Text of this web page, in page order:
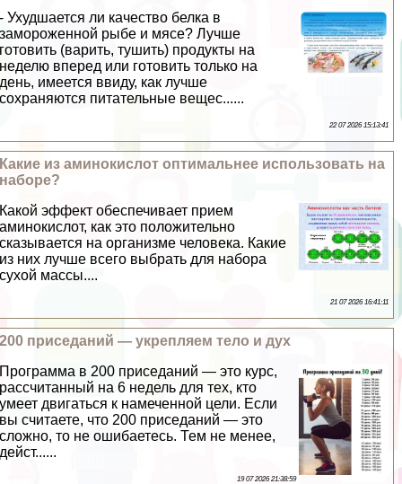
- Ухудшается ли качество белка в
замороженной рыбе и мясе? Лучше
готовить (варить, тушить) продукты на
неделю вперед или готовить только на
день, имеется ввиду, как лучше
сохраняются питательные вещес......
22 07 2026 15:13:41
Какие из аминокислот оптимальнее использовать на
наборе?
Какой эффект обеспечивает прием
аминокислот, как это положительно
сказывается на организме человека. Какие
из них лучше всего выбрать для набора
сухой массы....
21 07 2026 16:41:11
200 приседаний — укрепляем тело и дух
Программа в 200 приседаний — это курс,
рассчитанный на 6 недель для тех, кто
умеет двигаться к намеченной цели. Если
вы считаете, что 200 приседаний — это
сложно, то не ошибаетесь. Тем не менее,
дейст......
19 07 2026 21:38:59